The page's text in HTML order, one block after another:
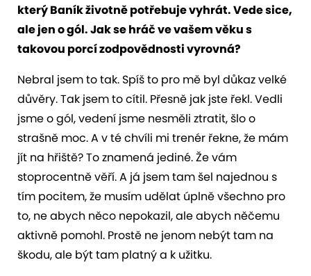
který Baník životně potřebuje vyhrát. Vede sice,
ale jen o gól. Jak se hráč ve vašem věku s
takovou porcí zodpovědnosti vyrovná?
Nebral jsem to tak. Spíš to pro mě byl důkaz velké
důvěry. Tak jsem to cítil. Přesně jak jste řekl. Vedli
jsme o gól, vedení jsme nesměli ztratit, šlo o
strašně moc. A v té chvíli mi trenér řekne, že mám
jít na hřiště? To znamená jediné. Že vám
stoprocentně věří. A já jsem tam šel najednou s
tím pocitem, že musím udělat úplně všechno pro
to, ne abych něco nepokazil, ale abych něčemu
aktivně pomohl. Prostě ne jenom nebýt tam na
škodu, ale být tam platný a k užitku.